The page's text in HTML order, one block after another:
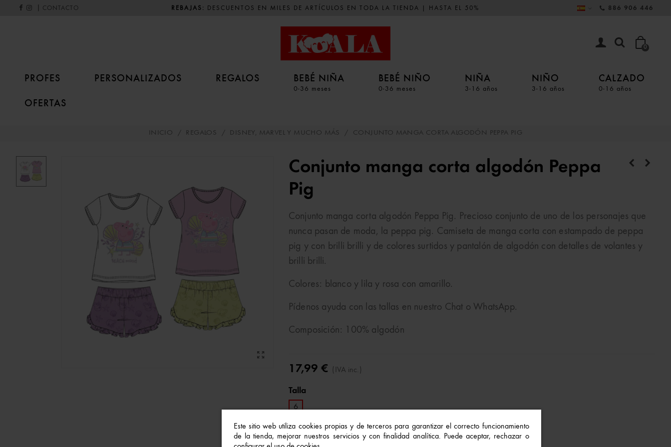
Este sitio web utiliza cookies propias y de terceros para garantizar el correcto funcionamiento
de la tienda, mejorar nuestros servicios y con finalidad analítica. Puede aceptar, rechazar o
CONTACTO REBAJAS: DESCUENTOS EN MILES DE ARTÍCULOS EN TODA LA TIENDA | HASTA EL 50% 886 906 446
0
PROFES PERSONALIZADOS REGALOS BEBÉ NIÑA
0-36 meses
BEBÉ NIÑO
0-36 meses
NIÑA
3-16 años
NIÑO
3-16 años
CALZADO
0-16 años
OFERTAS
INICIO / REGALOS / DISNEY, MARVEL Y MUCHO MÁS / CONJUNTO MANGA CORTA ALGODÓN PEPPA PIG
Conjunto manga corta algodón Peppa
Pig
Conjunto manga corta algodón Peppa Pig. Precioso conjunto de uno de los personajes que
nunca pasan de moda, la peppa pig. Camiseta de manga corta con estampado de peppa
pig y con brilli brilli y de colores surtidos y pantalón de algodón con detalles de volantes y
brilli brilli.
Colores: blanco y lila y rosa con amarillo.
Pídenos ayuda con las tallas en nuestro Chat o WhatsApp.
Composición: 100% algodón
17,99 € (IVA inc.)
Talla
6
SURTIDO